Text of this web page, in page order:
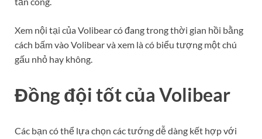
Xem nội tại của Volibear có đang trong thời gian hồi bằng
cách bấm vào Volibear và xem là có biểu tượng một chú
gấu nhỏ hay không.
Đồng đội tốt của Volibear
Các bạn có thể lựa chọn các tướng dễ dàng kết hợp với